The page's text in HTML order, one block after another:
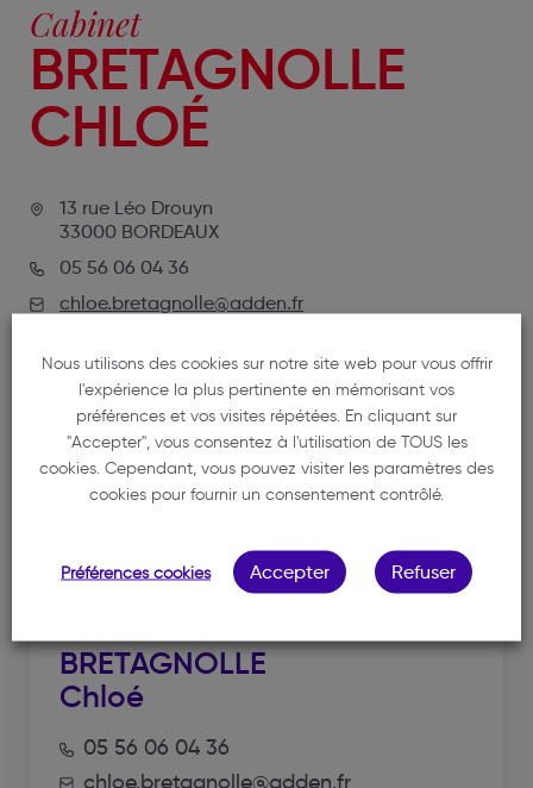
Cabinet
BRETAGNOLLE
CHLOÉ
13 rue Léo Drouyn
33000 BORDEAUX
05 56 06 04 36
chloe.bretagnolle@adden.fr
NOTRE MEMBRE
BRETAGNOLLE
Chloé
05 56 06 04 36
chloe.bretagnolle@adden.fr
Nous utilisons des cookies sur notre site web pour vous offrir
l'expérience la plus pertinente en mémorisant vos
préférences et vos visites répétées. En cliquant sur
"Accepter", vous consentez à l'utilisation de TOUS les
cookies. Cependant, vous pouvez visiter les paramètres des
cookies pour fournir un consentement contrôlé.
Préférences cookies Accepter Refuser